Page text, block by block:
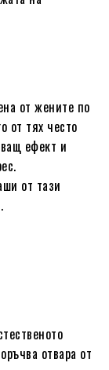
от жените по
от тях често
ефект и
от тази
отвара от